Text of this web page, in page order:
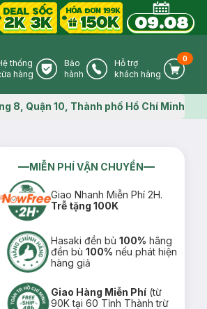
Store Icon
thống
hàng
Warranty Icon
Bảo
hành
Phone Icon
Hỗ trợ
khách hàng
Cart
0
Map icon
8, Quận 10, Thành phố Hồ Chí Minh
MIỄN PHÍ VẬN CHUYỂN
Giao Nhanh Miễn Phí 2H.
Trễ tặng 100K
Hasaki đền bù100% hãng
đền bù100% nếu phát hiện
hàng giả
Giao Hàng Miễn Phí (từ
90K tại 60 Tỉnh Thành trừ